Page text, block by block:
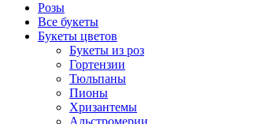
Розы
Все букеты
Букеты цветов
Букеты из роз
Гортензии
Тюльпаны
Пионы
Хризантемы
Альстромерии